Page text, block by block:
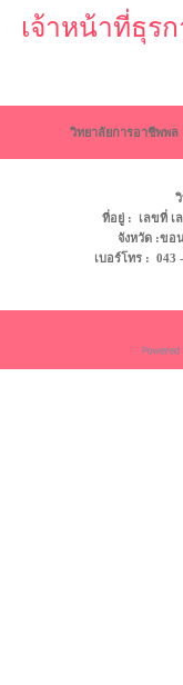
เจ้าหน้าที่ธุร
วิทยาลัยการอาชีพพ
ที่อยู่ : เลขที่ เ
จังหวัด :ข
เบอร์โทร :